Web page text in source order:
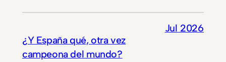
¿Y España qué, otra vez
campeona del mundo?
Jul 2026